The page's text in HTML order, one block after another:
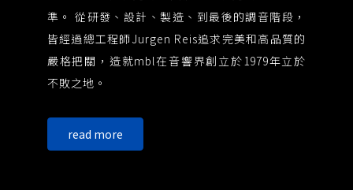
準。 從研發、設計、製造、到最後的調音階段，
皆經過總工程師Jurgen Reis追求完美和高品質的
嚴格把關，造就mbl在音響界創立於1979年立於
不敗之地。
read more